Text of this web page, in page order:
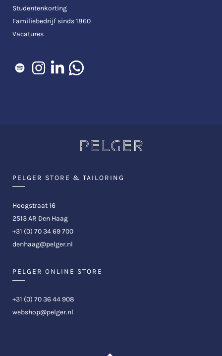
Studentenkorting
Familiebedrijf sinds 1860
Vacatures
PELGER STORE & TAILORING
Hoogstraat 16
2513 AR Den Haag
+31 (0) 70 34 69 700
denhaag@pelger.nl
PELGER ONLINE STORE
+31 (0) 70 36 44 908
webshop@pelger.nl